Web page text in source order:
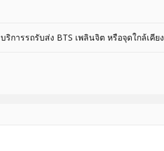
บริการรถรับส่ง BTS เพลินจิต หรือจุดใกล้เคียง